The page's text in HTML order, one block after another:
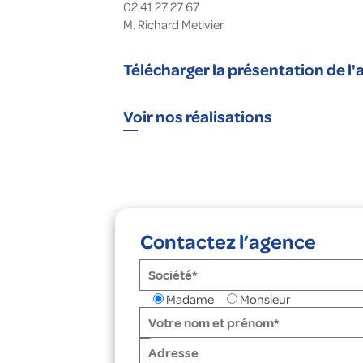
02 41 27 27 67
M. Richard Metivier
Télécharger la présentation de
Voir nos réalisations
Contactez l’agence
Madame Monsieur